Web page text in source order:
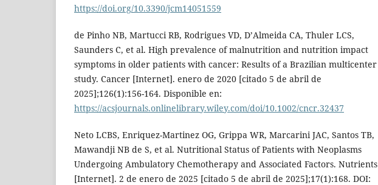
https://doi.org/10.3390/jcm14051559
de Pinho NB, Martucci RB, Rodrigues VD, D’Almeida CA, Thuler LCS,
Saunders C, et al. High prevalence of malnutrition and nutrition impact
symptoms in older patients with cancer: Results of a Brazilian multicenter
study. Cancer [Internet]. enero de 2020 [citado 5 de abril de
2025];126(1):156-164. Disponible en:
https://acsjournals.onlinelibrary.wiley.com/doi/10.1002/cncr.32437
Neto LCBS, Enriquez-Martinez OG, Grippa WR, Marcarini JAC, Santos TB,
Mawandji NB de S, et al. Nutritional Status of Patients with Neoplasms
Undergoing Ambulatory Chemotherapy and Associated Factors. Nutrients
[Internet]. 2 de enero de 2025 [citado 5 de abril de 2025];17(1):168. DOI: